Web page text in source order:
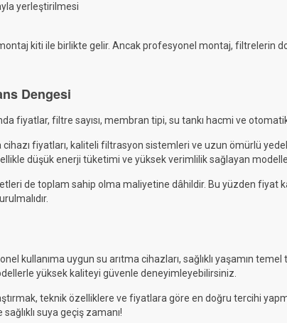
yerleştirilmesi
kiti ile birlikte gelir. Ancak profesyonel montaj, filtrelerin
Dengesi
fiyatlar, filtre sayısı, membran tipi, su tankı hacmi ve
fiyatları, kaliteli filtrasyon sistemleri ve uzun ömürlü yedek
düşük enerji tüketimi ve yüksek verimlilik sağlayan
de toplam sahip olma maliyetine dâhildir. Bu yüzden fiyat
kullanıma uygun su arıtma cihazları, sağlıklı yaşamın
yüksek kaliteyi güvenle deneyimleyebilirsiniz.
teknik özelliklere ve fiyatlara göre en doğru tercihi
suya geçiş zamanı!